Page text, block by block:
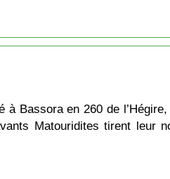
à Bassora en 260 de
Matouridites tirent leur